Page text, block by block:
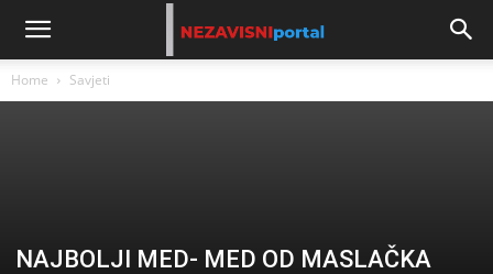
Home Savjeti
NAJBOLJI MED- MED OD MASLAČKA